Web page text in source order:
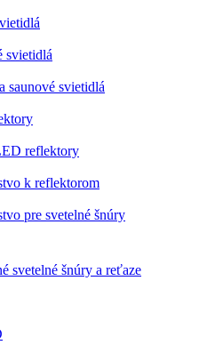
svietidlá
saunové svietidlá
reflektory
k reflektorom
pre svetelné šnúry
svetelné šnúry a reťaze